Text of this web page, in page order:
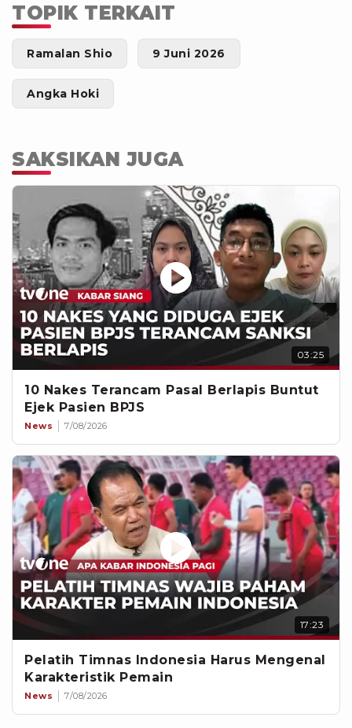
TOPIK TERKAIT
Ramalan Shio 9 Juni 2026
Angka Hoki
SAKSIKAN JUGA
03:25
10 Nakes Terancam Pasal Berlapis Buntut
Ejek Pasien BPJS
News 7/08/2026
17:23
Pelatih Timnas Indonesia Harus Mengenal
Karakteristik Pemain
News 7/08/2026